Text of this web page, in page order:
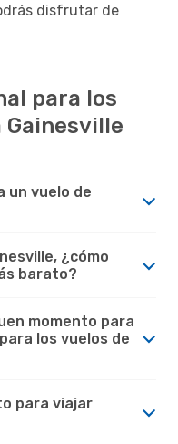
disfrutar de
para los
Gainesville
un vuelo de
¿cómo
barato?
momento para
los vuelos de
para viajar